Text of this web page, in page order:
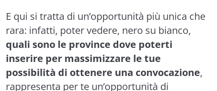
E qui si tratta di un’opportunità più unica che
rara: infatti, poter vedere, nero su bianco,
quali sono le province dove poterti
inserire per massimizzare le tue
possibilità di ottenere una convocazione,
rappresenta per te un’opportunità di